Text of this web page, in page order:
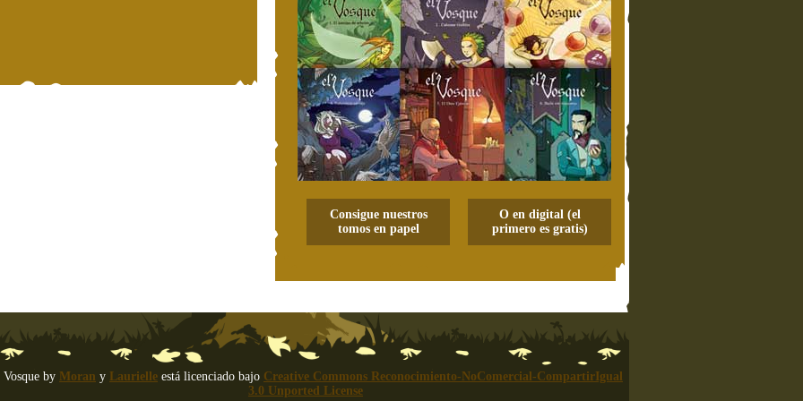
Consigue nuestros
tomos en papel
O en digital (el
primero es gratis)
by Moran y Laurielle está licenciado bajo Creative Commons Reconocimiento-NoComercial-CompartirIgual
3.0 Unported License